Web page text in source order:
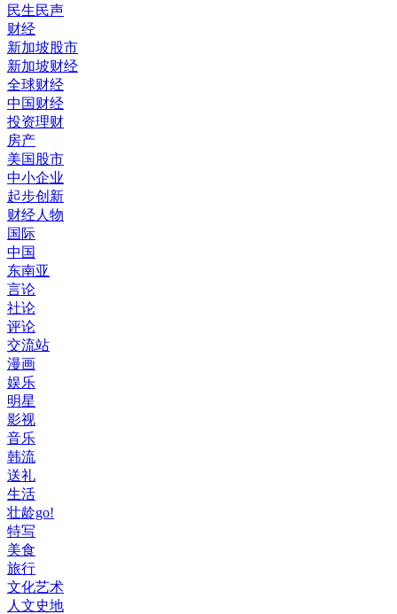
民生民声
财经
新加坡股市
新加坡财经
全球财经
中国财经
投资理财
房产
美国股市
中小企业
起步创新
财经人物
国际
中国
东南亚
言论
社论
评论
交流站
漫画
娱乐
明星
影视
音乐
韩流
送礼
生活
壮龄go!
特写
美食
旅行
文化艺术
人文史地